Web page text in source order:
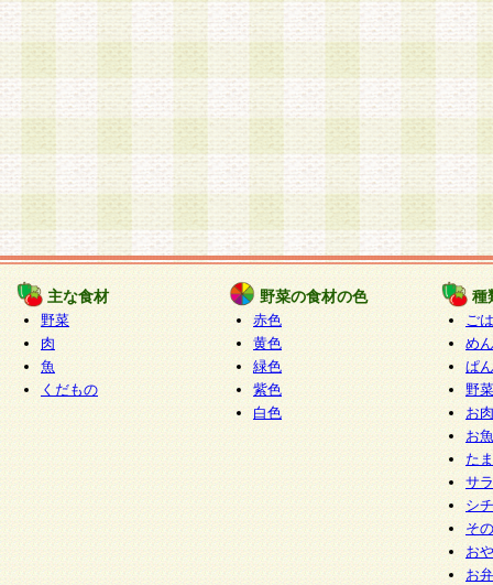
主な食材
野菜
肉
魚
くだもの
野菜の食材の色
赤色
黄色
緑色
紫色
白色
種
ご
めん
ぱん
野
お
お
た
サ
シ
そ
お
お